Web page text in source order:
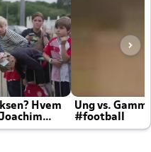
Hvem
Ung vs.
#football